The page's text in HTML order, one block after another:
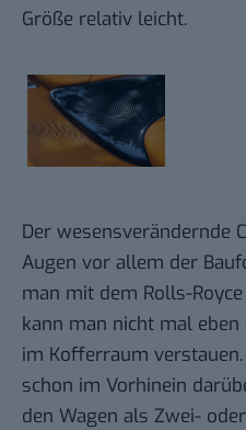
Größe relativ leicht.
Der wesensverändernde
Augen vor allem der
man mit dem Rolls-
kann man nicht mal
im Kofferraum
schon im Vorhinein
den Wagen als Zwei-